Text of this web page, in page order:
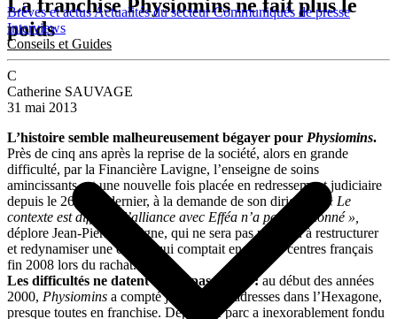
Brèves et actusActualités du secteurCommuniqués de presse
Interviews
Conseils et Guides
La franchise Physiomins ne fait plus le
poids
C
Catherine SAUVAGE
31 mai 2013
L’histoire semble malheureusement bégayer pour Physiomins.
Près de cinq ans après la reprise de la société, alors en grande
difficulté, par la Financière Lavigne, l’enseigne de soins
amincissants est une nouvelle fois placée en redressement judiciaire
depuis le 26 mars dernier, à la demande de son dirigeant.
« Le
contexte est difficile, l’alliance avec Efféa n’a pas fonctionné »,
déplore Jean-Pierre Lavigne, qui ne sera pas parvenu à restructurer
et redynamiser une chaîne qui comptait encore 60 centres français
fin 2008 lors du rachat.
Les difficultés ne datent certes pas d’hier :au début des années
2000, Physiomins a compté jusqu’à 130 adresses dans l’Hexagone,
presque toutes en franchise. Depuis, le parc a inexorablement fondu